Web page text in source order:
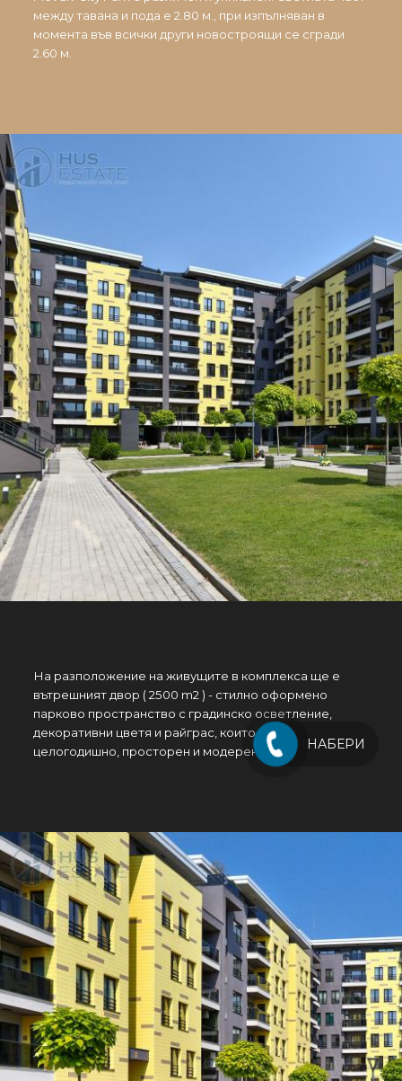
между тавана и пода е 2.80 м., при изпълняван в
момента във всички други новостроящи се сгради
2.60 м.
На разположение на живущите в комплекса ще e
вътрешният двор ( 2500 m2 ) - стилно оформено
парково пространство с градинско осветление,
декоративни цветя и райграс, които се поддържат
целогодишно, просторен и модерен детски кът.НАБЕРИ